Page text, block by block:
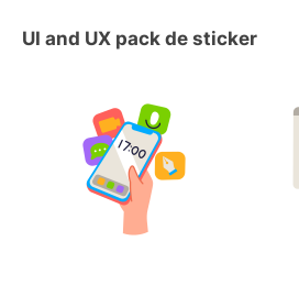
UI and UX pack de sticker